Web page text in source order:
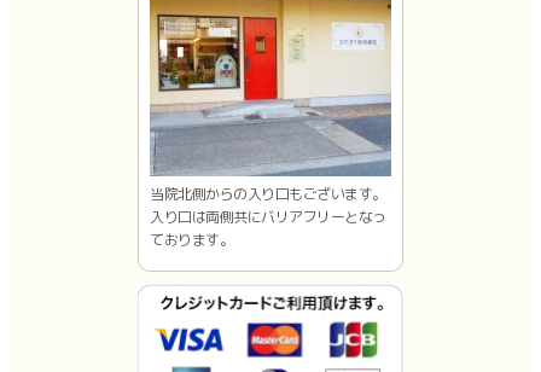
当院北側からの入り口もございます。
入り口は両側共にバリアフリーとなっ
ております。